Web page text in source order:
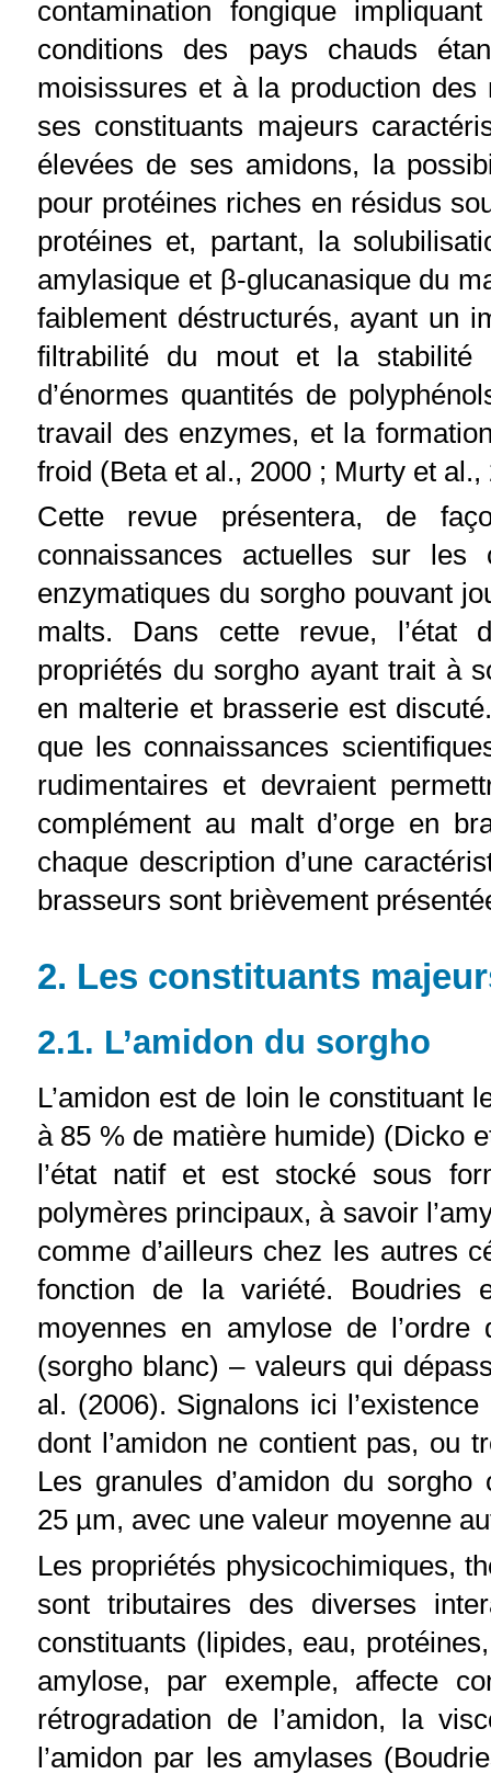
contamination fongique
conditions des pays chauds
moisissures et à la production
ses constituants majeurs
élevées de ses amidons, la
pour protéines riches en résidus
protéines et, partant, la
amylasique et β-glucanasique du
faiblement déstructurés, ayant un
filtrabilité du mout et la
d’énormes quantités de
travail des enzymes, et la
froid (Beta et al., 2000 ; Murty et al.,
Cette revue présentera, de
connaissances actuelles sur
enzymatiques du sorgho pouvant
malts. Dans cette revue, l’état
propriétés du sorgho ayant trait à
en malterie et brasserie est
que les connaissances
rudimentaires et devraient
complément au malt d’orge en
chaque description d’une
brasseurs sont brièvement
2. Les constituants
2.1. L’amidon du sorgho
L’amidon est de loin le constituant
à 85 % de matière humide) (Dicko
l’état natif et est stocké sous
polymères principaux, à savoir
comme d’ailleurs chez les autres
fonction de la variété. Boudries
moyennes en amylose de
(sorgho blanc) – valeurs qui
al. (2006). Signalons ici
dont l’amidon ne contient pas, ou
Les granules d’amidon du
25 µm, avec une valeur moyenne
Les propriétés physicochimiques,
sont tributaires des diverses
constituants (lipides, eau,
amylose, par exemple, affecte
rétrogradation de l’amidon, la
l’amidon par les amylases